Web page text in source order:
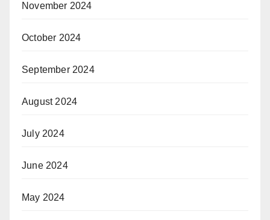
November 2024
October 2024
September 2024
August 2024
July 2024
June 2024
May 2024